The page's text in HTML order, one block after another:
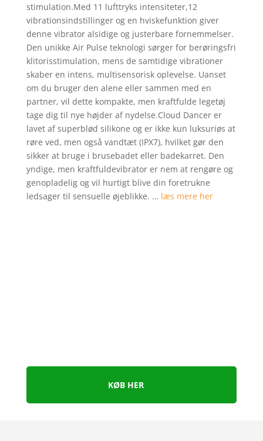
stimulation.Med 11 lufttryks intensiteter,12
vibrationsindstillinger og en hviskefunktion giver
denne vibrator alsidige og justerbare fornemmelser.
Den unikke Air Pulse teknologi sørger for berøringsfri
klitorisstimulation, mens de samtidige vibrationer
skaber en intens, multisensorisk oplevelse. Uanset
om du bruger den alene eller sammen med en
partner, vil dette kompakte, men kraftfulde legetøj
tage dig til nye højder af nydelse.Cloud Dancer er
lavet af superblød silikone og er ikke kun luksuriøs at
røre ved, men også vandtæt (IPX7), hvilket gør den
sikker at bruge i brusebadet eller badekarret. Den
yndige, men kraftfuldevibrator er nem at rengøre og
genopladelig og vil hurtigt blive din foretrukne
ledsager til sensuelle øjeblikke. … læs mere her
KØB HER